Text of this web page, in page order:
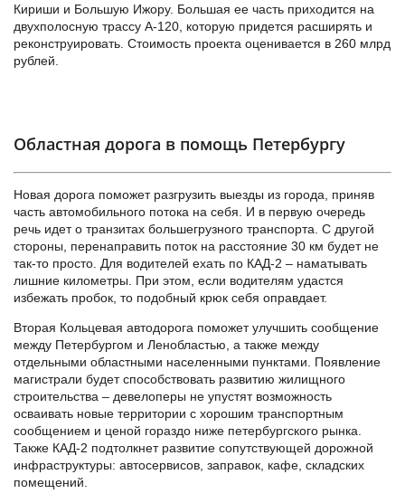
Кириши и Большую Ижору. Большая ее часть приходится на
двухполосную трассу А-120, которую придется расширять и
реконструировать. Стоимость проекта оценивается в 260 млрд
рублей.
Областная дорога в помощь Петербургу
Новая дорога поможет разгрузить выезды из города, приняв
часть автомобильного потока на себя. И в первую очередь
речь идет о транзитах большегрузного транспорта. С другой
стороны, перенаправить поток на расстояние 30 км будет не
так-то просто. Для водителей ехать по КАД-2 – наматывать
лишние километры. При этом, если водителям удастся
избежать пробок, то подобный крюк себя оправдает.
Вторая Кольцевая автодорога поможет улучшить сообщение
между Петербургом и Ленобластью, а также между
отдельными областными населенными пунктами. Появление
магистрали будет способствовать развитию жилищного
строительства – девелоперы не упустят возможность
осваивать новые территории с хорошим транспортным
сообщением и ценой гораздо ниже петербургского рынка.
Также КАД-2 подтолкнет развитие сопутствующей дорожной
инфраструктуры: автосервисов, заправок, кафе, складских
помещений.